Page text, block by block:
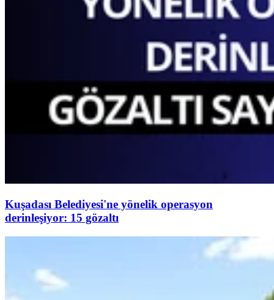
Kuşadası Belediyesi'ne yönelik operasyon
derinleşiyor: 15 gözaltı